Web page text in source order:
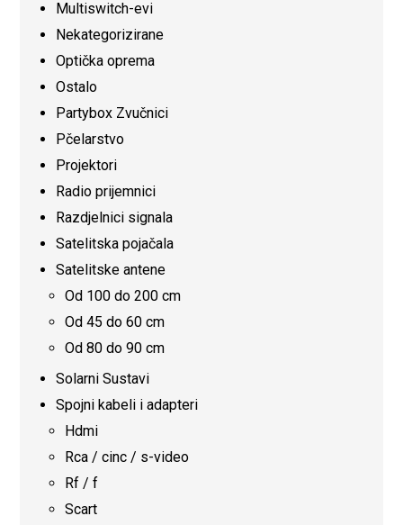
Multiswitch-evi
Nekategorizirane
Optička oprema
Ostalo
Partybox Zvučnici
Pčelarstvo
Projektori
Radio prijemnici
Razdjelnici signala
Satelitska pojačala
Satelitske antene
Od 100 do 200 cm
Od 45 do 60 cm
Od 80 do 90 cm
Solarni Sustavi
Spojni kabeli i adapteri
Hdmi
Rca / cinc / s-video
Rf / f
Scart